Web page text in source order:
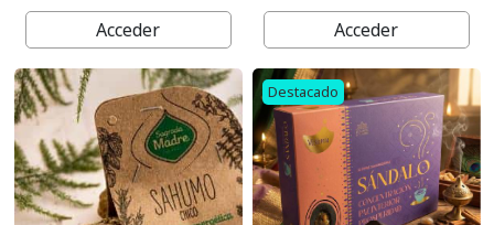
Acceder Acceder
Destacado